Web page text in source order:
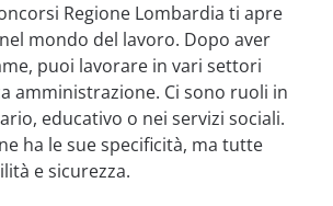
Regione Lombardia ti apre
mondo del lavoro. Dopo aver
puoi lavorare in vari settori
amministrazione. Ci sono ruoli in
educativo o nei servizi sociali.
ha le sue specificità, ma tutte
e sicurezza.